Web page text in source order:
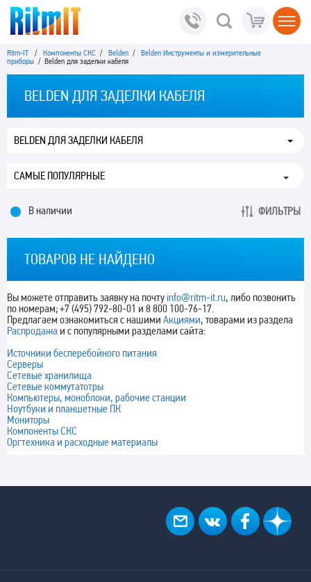
Ritm-IT / Компоненты СКС / Belden / Belden Инструменты и измерительные
приборы / Belden для заделки кабеля
BELDEN ДЛЯ ЗАДЕЛКИ КАБЕЛЯ
BELDEN ДЛЯ ЗАДЕЛКИ КАБЕЛЯ
В наличии ФИЛЬТРЫ
ТОВАРОВ НЕ НАЙДЕНО
Вы можете отправить заявку на почту info@ritm-it.ru, либо позвонить
по номерам; +7 (495) 792-80-01 и 8 800 100-76-17.
Предлагаем ознакомиться с нашими Акциями, товарами из раздела
Распродажа и с популярными разделами сайта:
Источники бесперебойного питания
Серверы
Сетевые хранилища
Сетевые коммутатотры
Компьютеры, моноблоки, рабочие станции
Ноутбуки и планшетные ПК
Мониторы
Компоненты СКС
Оргтехника и расходные материалы